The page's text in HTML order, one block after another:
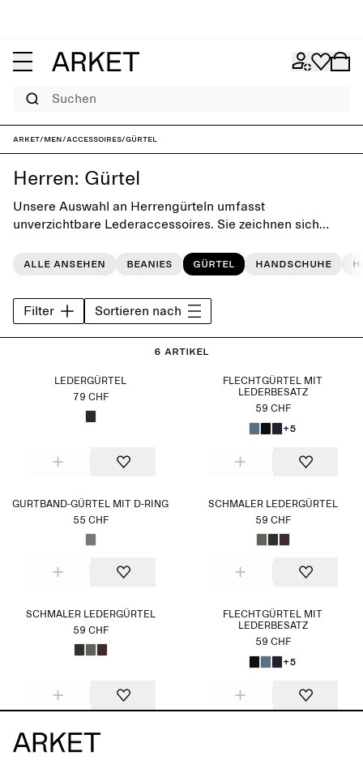
Suchen
ARKET/Men/Accessoires/Gürtel
Herren: Gürtel
Unsere Auswahl an Herrengürteln umfasst
unverzichtbare Lederaccessoires. Sie zeichnen sich
vervollständigen jede Alltagsgarderobe.
Alle ansehen Beanies Gürtel Handschuhe
Filter Sortieren nach
6 Artikel
LEDERGÜRTEL
79 CHF
FLECHTGÜRTEL MIT
LEDERBESATZ
59 CHF
+5
GURTBAND-GÜRTEL MIT D-RING
55 CHF
SCHMALER LEDERGÜRTEL
59 CHF
SCHMALER LEDERGÜRTEL
59 CHF
FLECHTGÜRTEL MIT
LEDERBESATZ
59 CHF
+5